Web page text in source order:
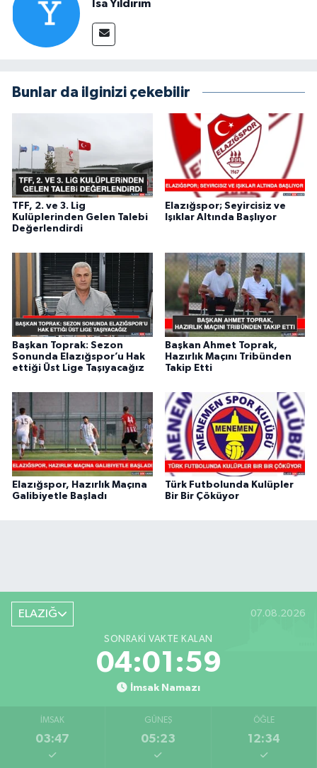
İsa Yıldırım
Bunlar da ilginizi çekebilir
TFF, 2. ve 3. Lig
Kulüplerinden Gelen Talebi
Değerlendirdi
Elazığspor; Seyircisiz ve
Işıklar Altında Başlıyor
Başkan Toprak: Sezon
Sonunda Elazığspor’u Hak
ettiği Üst Lige Taşıyacağız
Başkan Ahmet Toprak,
Hazırlık Maçını Tribünden
Takip Etti
Elazığspor, Hazırlık Maçına
Galibiyetle Başladı
Türk Futbolunda Kulüpler
Bir Bir Çöküyor
ELAZIĞ 07.08.2026
SONRAKI VAKTE KALAN
04:01:58
İmsak Namazı
İMSAK
03:47
GÜNEŞ
05:23
ÖĞLE
12:34